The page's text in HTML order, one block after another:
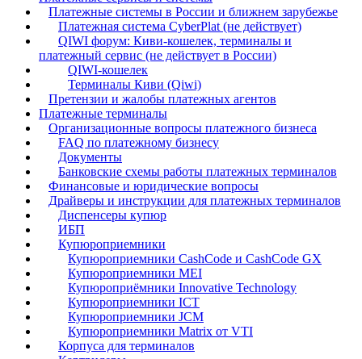
Платежные системы в России и ближнем зарубежье
Платежная система CyberPlat (не действует)
QIWI форум: Киви-кошелек, терминалы и
платежный сервис (не действует в России)
QIWI-кошелек
Терминалы Киви (Qiwi)
Претензии и жалобы платежных агентов
Платежные терминалы
Организационные вопросы платежного бизнеса
FAQ по платежному бизнесу
Документы
Банковские схемы работы платежных терминалов
Финансовые и юридические вопросы
Драйверы и инструкции для платежных терминалов
Диспенсеры купюр
ИБП
Купюроприемники
Купюроприемники CashCode и CashCode GX
Купюроприемники MEI
Купюроприёмники Innovative Technology
Купюроприемники ICT
Купюроприемники JCM
Купюроприемники Matrix от VTI
Корпуса для терминалов